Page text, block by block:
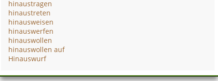
hinaustragen
hinaustreten
hinausweisen
hinauswerfen
hinauswollen
hinauswollen auf
Hinauswurf